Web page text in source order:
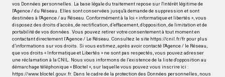
vos Données personnelles. La base légale du traitement repose sur l'intérêt légitime de
l'Agence / du Réseau. Elles sont conservées jusqu'à demande de suppression et sont
destinées à l'Agence / au Réseau. Conformément à la loi « informatique et libertés », vous
disposez des droits d’accès, de rectification, d’effacement, d’opposition, de limitation et de
portabilité de vos données. Vous pouvez retirer votre consentement à tout moment en
contactant directement l’Agence / Le Réseau. Consultez le site https://cnil.fr/fr pour plus
d’informations sur vos droits. Si vous estimez, après avoir contacté l'Agence / le Réseau,
que vos droits « Informatique et Libertés » ne sont pas respectés, vous pouvez adresser
une réclamation à la CNIL. Nous vous informons de l’existence de la liste d'opposition au
démarchage téléphonique « Bloctel », sur laquelle vous pouvez vous inscrire ici :
https://www.bloctel.gouv.fr. Dans le cadre de la protection des Données personnelles, nous